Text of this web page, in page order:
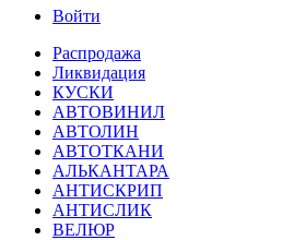
Войти
Распродажа
Ликвидация
КУСКИ
АВТОВИНИЛ
АВТОЛИН
АВТОТКАНИ
АЛЬКАНТАРА
АНТИСКРИП
АНТИСЛИК
ВЕЛЮР